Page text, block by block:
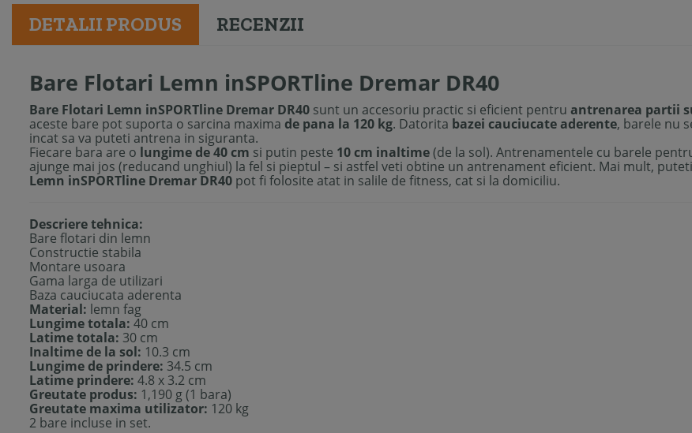
DETALII PRODUS RECENZII
Bare Flotari Lemn inSPORTline Dremar DR40
Bare Flotari Lemn inSPORTline Dremar DR40 sunt un accesoriu practic si eficient pentru antrenarea partii
aceste bare pot suporta o sarcina maxima de pana la 120 kg. Datorita bazei cauciucate aderente, barele nu
incat sa va puteti antrena in siguranta.
Fiecare bara are o lungime de 40 cm si putin peste 10 cm inaltime(de la sol). Antrenamentele cu barele
ajunge mai jos (reducand unghiul) la fel si pieptul – si astfel veti obtine un antrenament eficient. Mai mult,
Lemn inSPORTline Dremar DR40 pot fi folosite atat in salile de fitness, cat si la domiciliu.
Descriere tehnica:
Bare flotari din lemn
Constructie stabila
Montare usoara
Gama larga de utilizari
Baza cauciucata aderenta
Material: lemn fag
Lungime totala: 40 cm
Latime totala: 30 cm
Inaltime de la sol: 10.3 cm
Lungime de prindere: 34.5 cm
Latime prindere: 4.8 x 3.2 cm
Greutate produs: 1,190 g (1 bara)
Greutate maxima utilizator: 120 kg
2 bare incluse in set.